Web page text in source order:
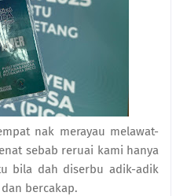
nak merayau melawat-
sebab reruai kami hanya
bila dah diserbu adik-adik
bercakap.